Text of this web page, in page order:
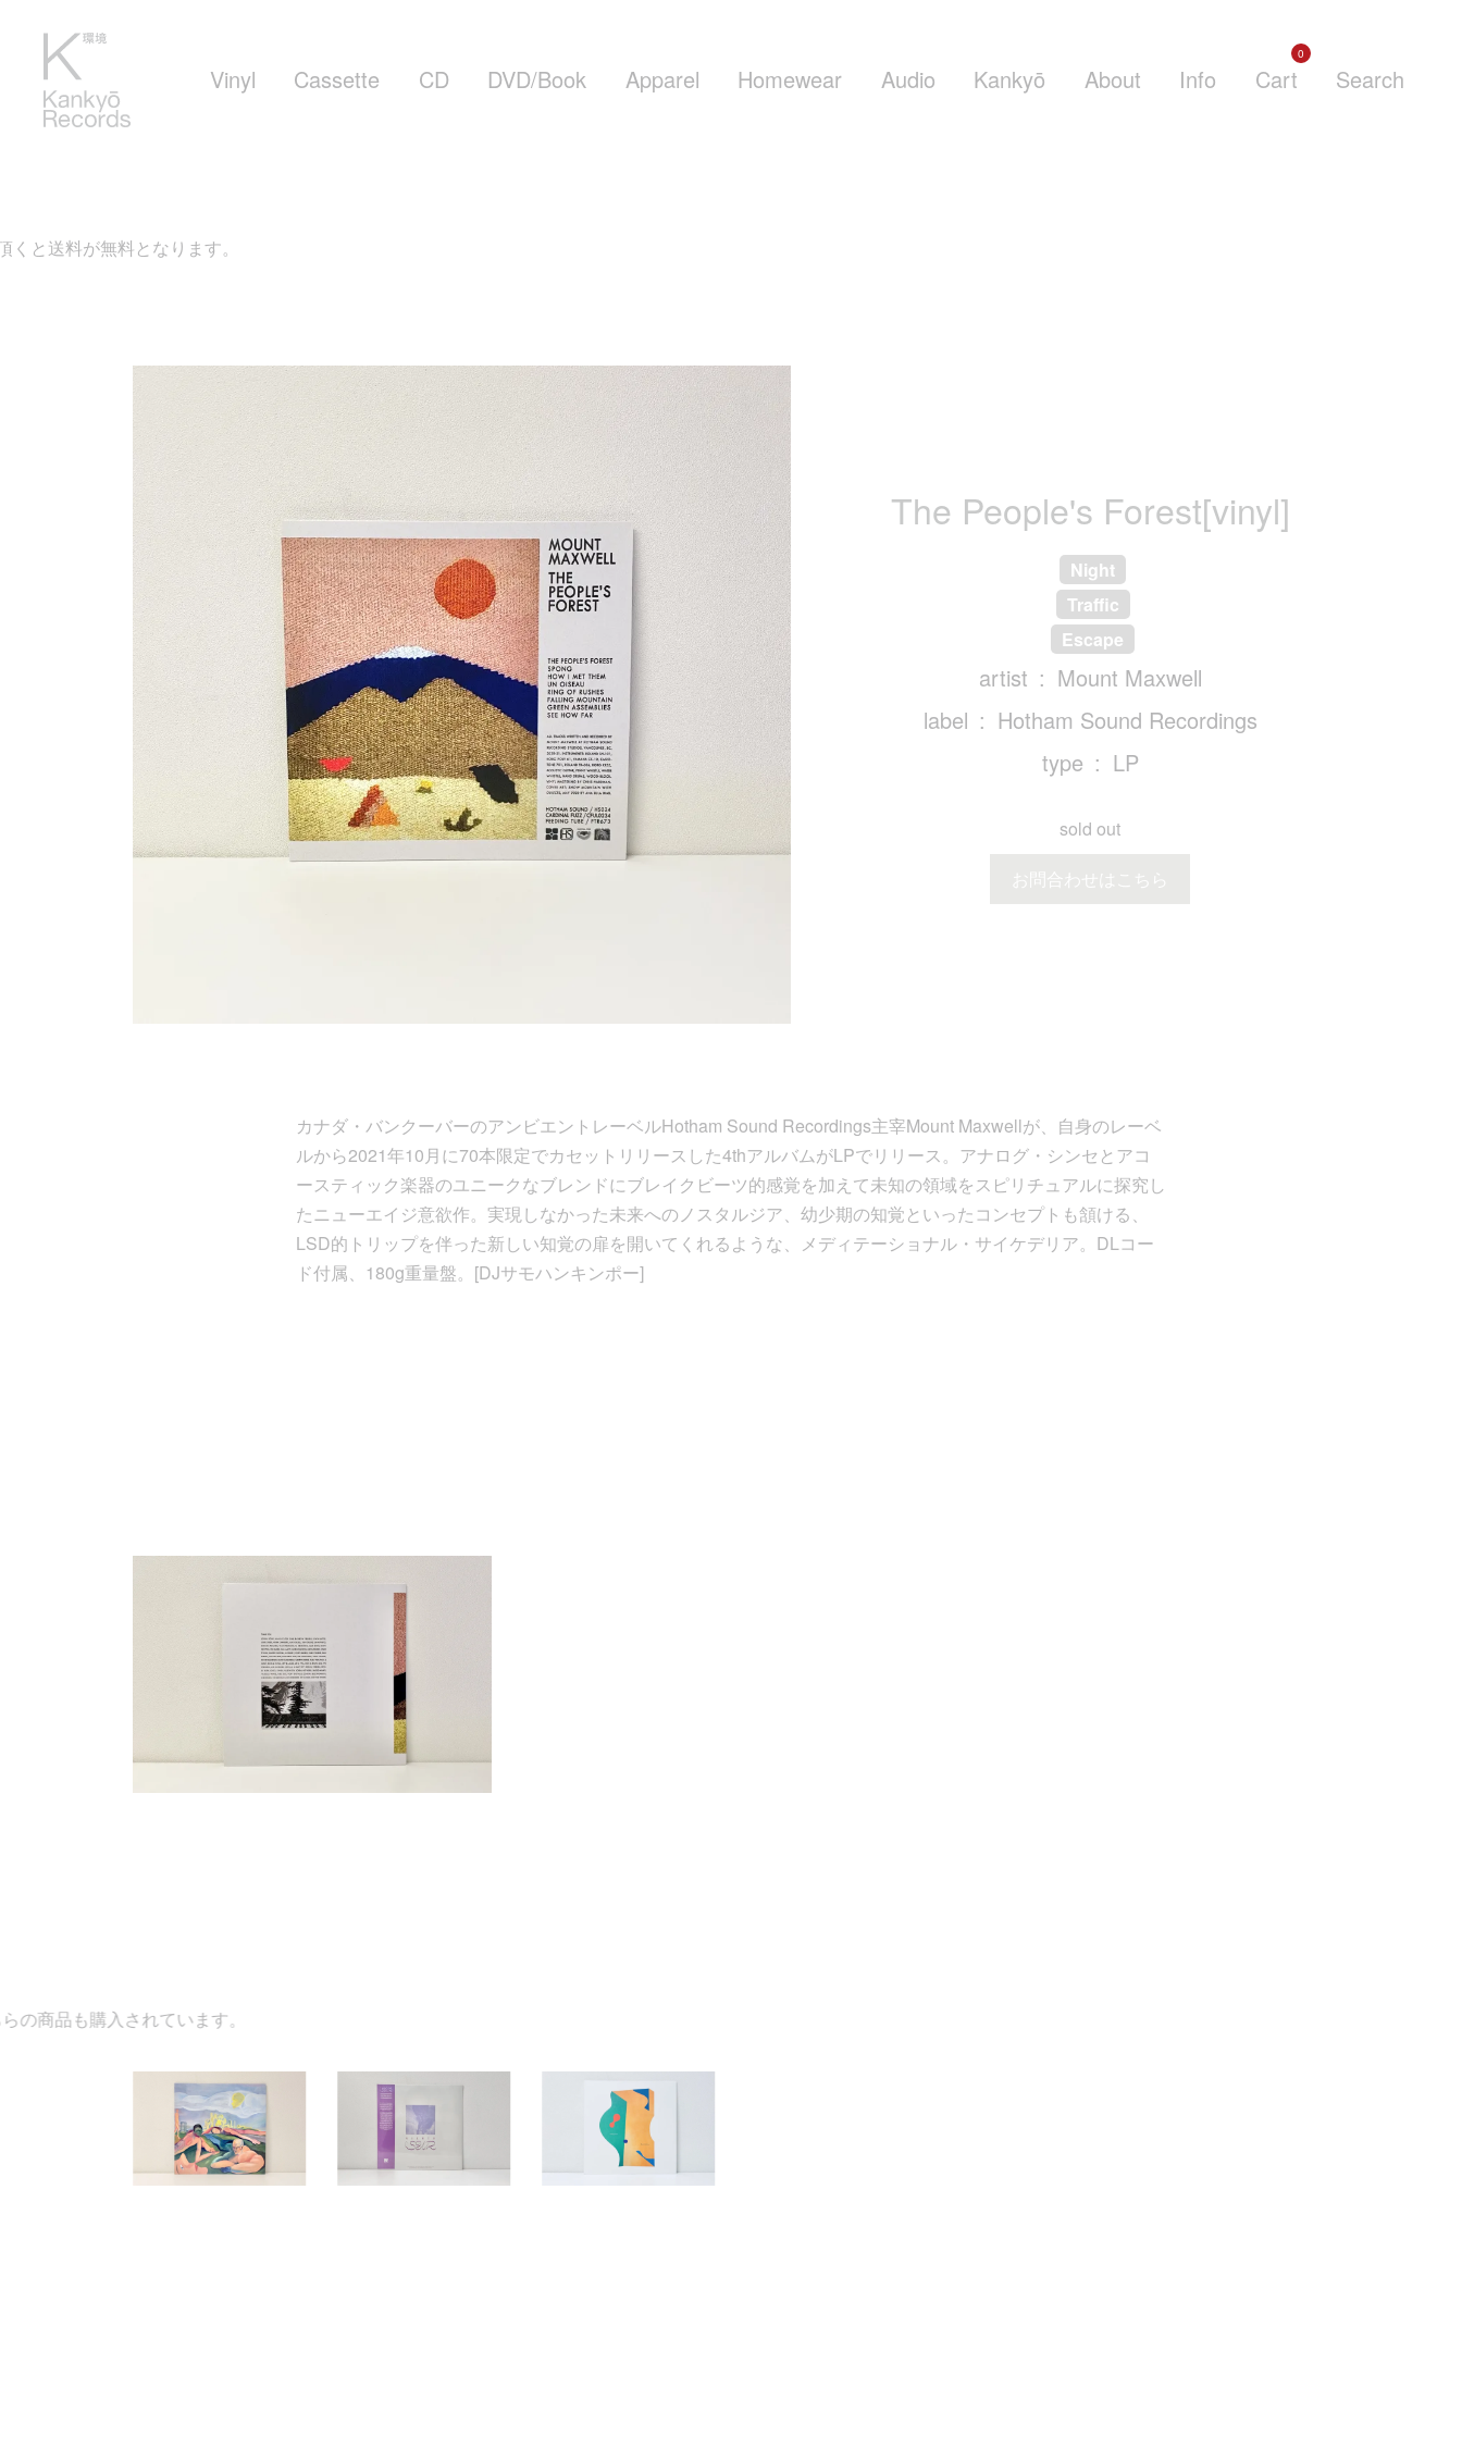
Vinyl Cassette CD DVD/Book Apparel Homewear Audio Kankyō About Info Cart
0
Search
なります。
The People's Forest[vinyl]
Night
Traffic
Escape
artist
Mount Maxwell
label
Hotham Sound Recordings
type
LP
sold out
お問合わせはこちら
カナダ・バンクーバーのアンビエントレーベルHotham Sound Recordings主宰Mount Maxwellが、自身のレーベ
ルから2021年10月に70本限定でカセットリリースした4thアルバムがLPでリリース。アナログ・シンセとアコ
ースティック楽器のユニークなブレンドにブレイクビーツ的感覚を加えて未知の領域をスピリチュアルに探究し
たニューエイジ意欲作。実現しなかった未来へのノスタルジア、幼少期の知覚といったコンセプトも頷ける、
LSD的トリップを伴った新しい知覚の扉を開いてくれるような、メディテーショナル・サイケデリア。DLコー
ド付属、180g重量盤。[DJサモハンキンポー]
ています。